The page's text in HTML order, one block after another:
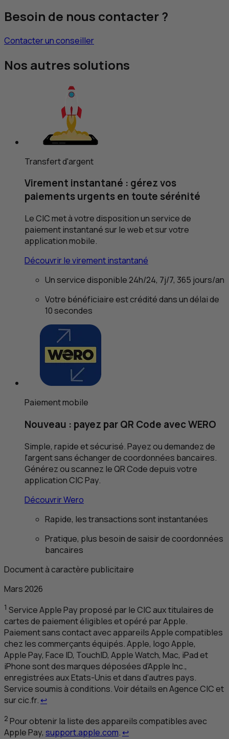
Besoin de nous contacter ?
Contacter un conseiller
Nos autres solutions
Transfert d'argent
Virement instantané : gérez vos
paiements urgentsen toute sérénité
LeCICmet à votre disposition un service de
paiement instantané sur le web et sur votre
application mobile.
Découvrir le virement instantané
Un service disponible 24h/24, 7j/7, 365 jours/an
Votre bénéficiaire est crédité dans un délai de
10 secondes
Paiement mobile
Nouveau : payez parQR Code avec WERO
Simple, rapide et sécurisé. Payez ou demandez de
l'argent sans échanger de coordonnées bancaires.
Générez ou scannez leQRCode depuis votre
applicationCICPay.
Découvrir Wero
Rapide, les transactions sont instantanées
Pratique, plus besoin de saisir de coordonnées
bancaires
Document à caractère publicitaire
Mars 2026
1 Service Apple Pay proposé par leCICaux titulaires de
cartes de paiement éligibles et opéré par Apple.
Paiement sans contact avec appareils Apple compatibles
chez les commerçants équipés. Apple, logo Apple,
Apple Pay, Face ID, TouchID, Apple Watch, Mac, iPad et
iPhone sont des marques déposées d’Apple Inc.,
enregistrées aux Etats-Unis et dans d’autres pays.
Service soumis à conditions. Voir détails en AgenceCICet
sur cic.fr. ↩Retour au renvoi 1
2 Pour obtenir la liste des appareils compatibles avec
Apple Pay, support.apple.com. ↩Retour au renvoi 2